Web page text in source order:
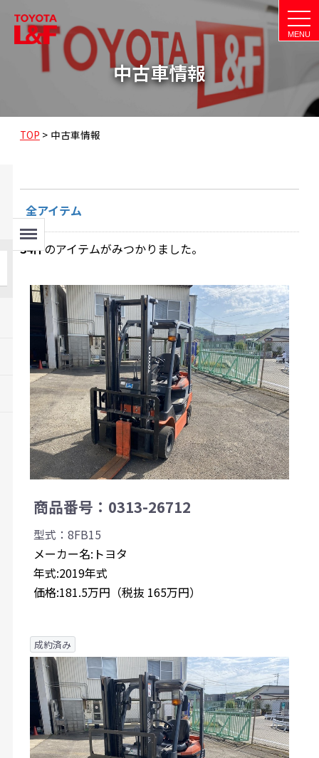
t
o
g
中古車情報
TOP > 中古車情報
Menu
全アイテム
34件のアイテムがみつかりました。
商品番号：0313-26712
型式：8FB15
メーカー名:トヨタ
年式:2019年式
価格:181.5万円（税抜 165万円）
成約済み